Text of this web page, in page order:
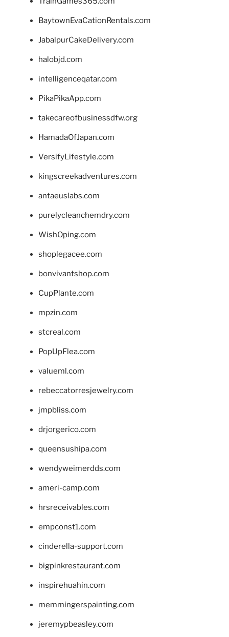
BaytownEvaCationRentals.com
JabalpurCakeDelivery.com
halobjd.com
intelligenceqatar.com
PikaPikaApp.com
takecareofbusinessdfw.org
HamadaOfJapan.com
VersifyLifestyle.com
kingscreekadventures.com
antaeuslabs.com
purelycleanchemdry.com
WishOping.com
shoplegacee.com
bonvivantshop.com
CupPlante.com
mpzin.com
stcreal.com
PopUpFlea.com
valueml.com
rebeccatorresjewelry.com
jmpbliss.com
drjorgerico.com
queensushipa.com
wendyweimerdds.com
ameri-camp.com
hrsreceivables.com
empconst1.com
cinderella-support.com
bigpinkrestaurant.com
inspirehuahin.com
memmingerspainting.com
jeremypbeasley.com